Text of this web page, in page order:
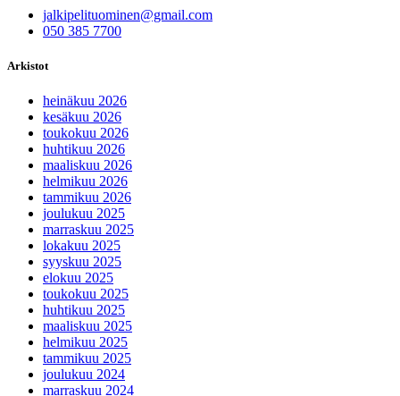
jalkipelituominen@gmail.com
050 385 7700
Arkistot
heinäkuu 2026
kesäkuu 2026
toukokuu 2026
huhtikuu 2026
maaliskuu 2026
helmikuu 2026
tammikuu 2026
joulukuu 2025
marraskuu 2025
lokakuu 2025
syyskuu 2025
elokuu 2025
toukokuu 2025
huhtikuu 2025
maaliskuu 2025
helmikuu 2025
tammikuu 2025
joulukuu 2024
marraskuu 2024